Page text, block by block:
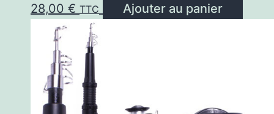
28,00 € TTC Ajouter au panier